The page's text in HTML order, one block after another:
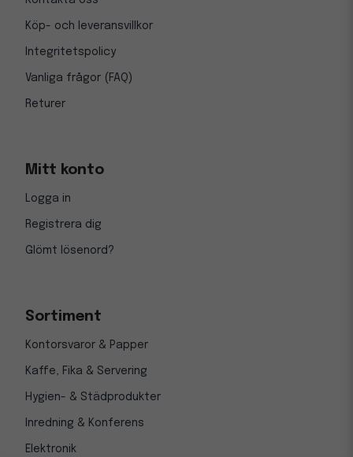
Köp- och leveransvillkor
Integritetspolicy
Vanliga frågor (FAQ)
Returer
Mitt konto
Logga in
Registrera dig
Glömt lösenord?
Sortiment
Kontorsvaror & Papper
Kaffe, Fika & Servering
Hygien- & Städprodukter
Inredning & Konferens
Elektronik